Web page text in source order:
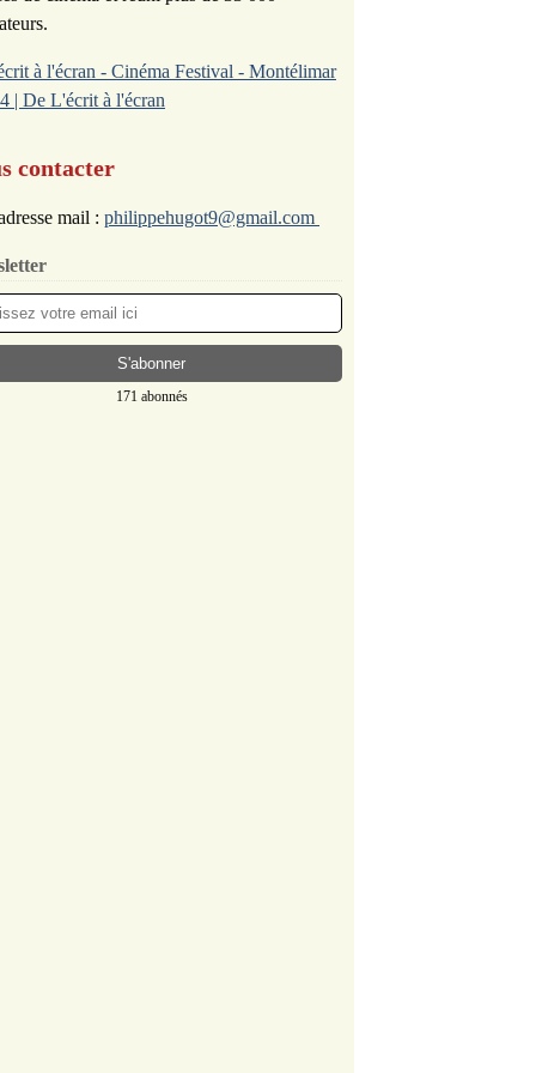
à l'écran - Cinéma Festival - Montélimar
| De L'écrit à l'écran
contacter
mail : philippehugot9@gmail.com
171 abonnés